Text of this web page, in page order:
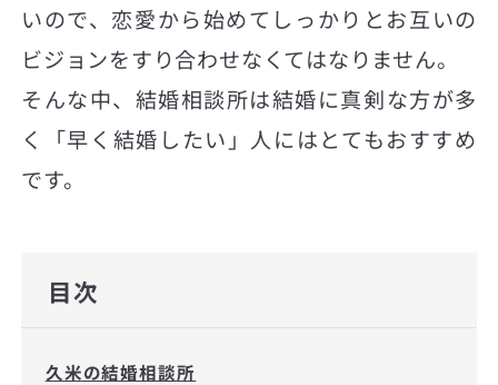
いので、恋愛から始めてしっかりとお互いの
ビジョンをすり合わせなくてはなりません。
そんな中、結婚相談所は結婚に真剣な方が多
く「早く結婚したい」人にはとてもおすすめ
です。
目次
久米の結婚相談所